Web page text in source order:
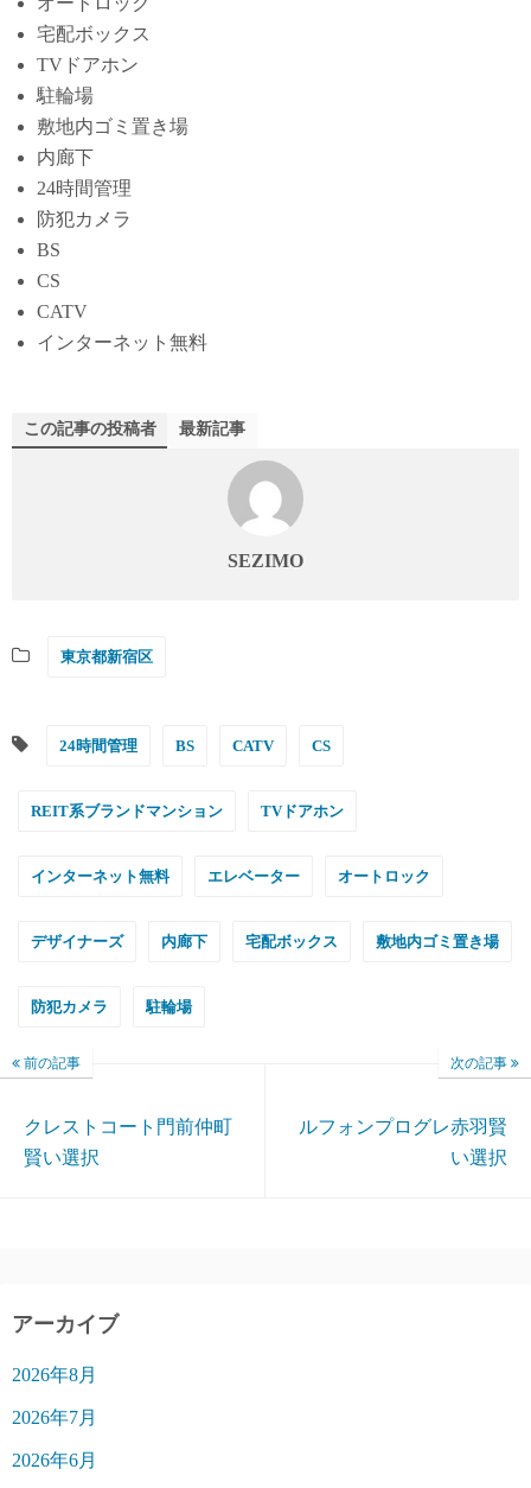
宅配ボックス
TVドアホン
駐輪場
敷地内ゴミ置き場
内廊下
24時間管理
防犯カメラ
BS
CS
CATV
インターネット無料
この記事の投稿者 最新記事
SEZIMO
東京都新宿区
24時間管理 BS CATV CS
REIT系ブランドマンション TVドアホン
インターネット無料 エレベーター オートロック
デザイナーズ 内廊下 宅配ボックス 敷地内ゴミ置き場
防犯カメラ 駐輪場
前の記事
クレストコート門前仲町
賢い選択
次の記事
ルフォンプログレ赤羽賢
い選択
アーカイブ
2026年8月
2026年7月
2026年6月